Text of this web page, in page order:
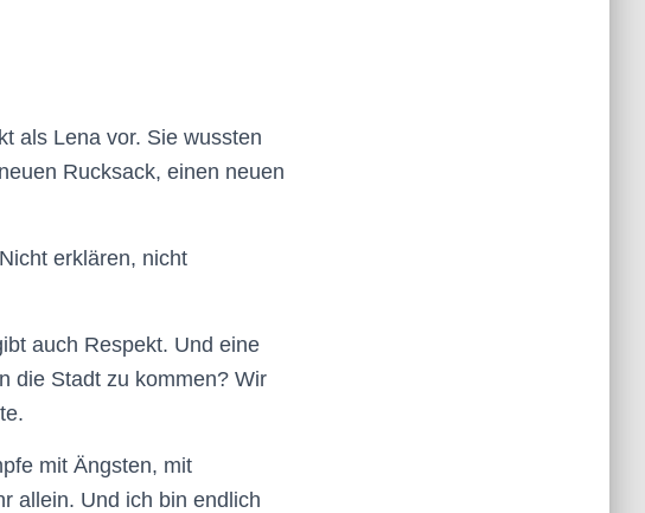
als Lena vor. Sie wussten
Rucksack, einen neuen
erklären, nicht
auch Respekt. Und eine
die Stadt zu kommen? Wir
mit Ängsten, mit
allein. Und ich bin endlich